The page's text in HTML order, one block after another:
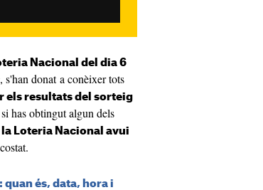
Nacional del dia 6
s'han donat a conèixer tots
els resultats del sorteig
has obtingut algun dels
Loteria Nacional avui
és, data, hora i